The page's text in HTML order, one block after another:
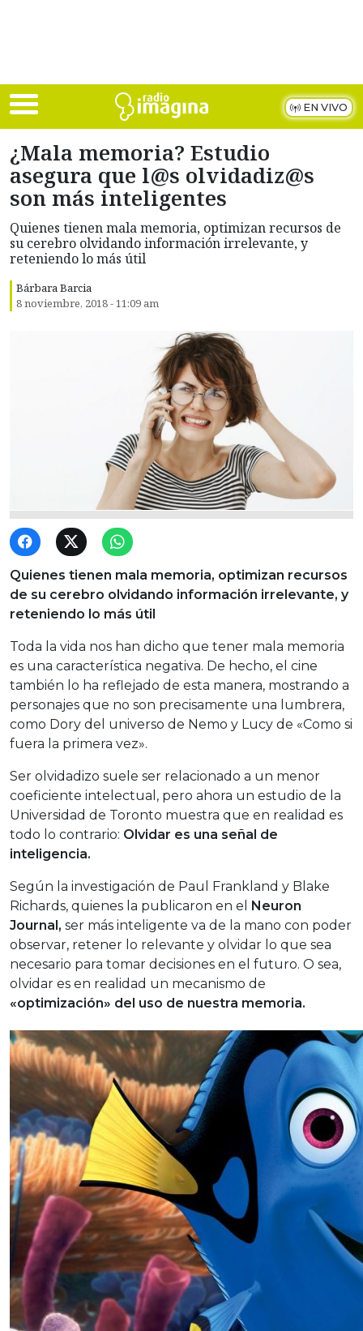
EN VIVO
¿Mala memoria? Estudio
asegura que l@s olvidadiz@s
son más inteligentes
Quienes tienen mala memoria, optimizan recursos de
su cerebro olvidando información irrelevante, y
reteniendo lo más útil
Bárbara Barcia
8 noviembre, 2018 - 11:09 am
Quienes tienen mala memoria, optimizan recursos
de su cerebro olvidando información irrelevante, y
reteniendo lo más útil
Toda la vida nos han dicho que tener mala memoria
es una característica negativa. De hecho, el cine
también lo ha reflejado de esta manera, mostrando a
personajes que no son precisamente una lumbrera,
como Dory del universo de Nemo y Lucy de «Como si
fuera la primera vez».
Ser olvidadizo suele ser relacionado a un menor
coeficiente intelectual, pero ahora un estudio de la
Universidad de Toronto muestra que en realidad es
todo lo contrario: Olvidar es una señal de
inteligencia.
Según la investigación de Paul Frankland y Blake
Richards, quienes la publicaron en el Neuron
Journal, ser más inteligente va de la mano con poder
observar, retener lo relevante y olvidar lo que sea
necesario para tomar decisiones en el futuro. O sea,
olvidar es en realidad un mecanismo de
«optimización» del uso de nuestra memoria.